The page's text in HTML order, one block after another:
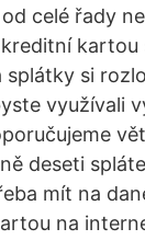
celé řady
kartou
splátky si
využívali
deseti
mít na
na